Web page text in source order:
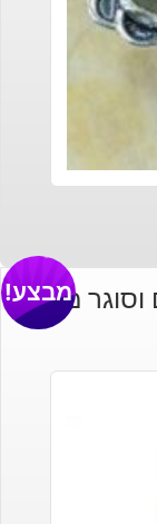
מוזהב
מבצע!